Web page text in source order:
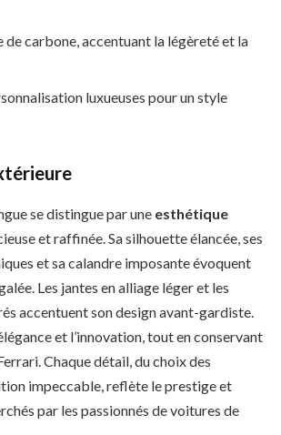
de carbone, accentuant la légèreté et la
luxueuses pour un style
se distingue par une esthétique
et raffinée. Sa silhouette élancée, ses
et sa calandre imposante évoquent
Les jantes en alliage léger et les
accentuent son design avant-gardiste.
et l’innovation, tout en conservant
Chaque détail, du choix des
impeccable, reflète le prestige et
par les passionnés de voitures de